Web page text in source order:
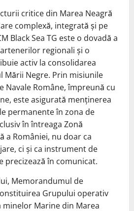
critice din Marea Neagră
complexă, integrată şi pe
Black Sea TG este o dovadă a
regionali şi o
activ la consolidarea
Mării Negre. Prin misiunile
Navale Române, împreună cu
este asigurată menţinerea
permanente în zona de
în întreaga Zonă
a României, nu doar ca
ci şi ca instrument de
precizează în comunicat.
Memorandumul de
Grupului operativ
Marine din Marea